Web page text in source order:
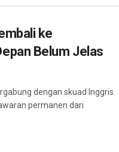
ke
Belum Jelas
dengan skuad Inggris
permanen dari